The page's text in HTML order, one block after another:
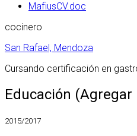
MafiusCV.doc
cocinero
San Rafael, Mendoza
Cursando certificación en
Educación
2015/2017